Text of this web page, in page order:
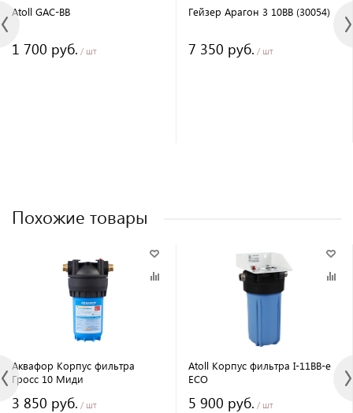
Atoll GAC-BB
1 700 руб. / шт
Гейзер Арагон 3 10BB (30054)
7 350 руб. / шт
Похожие товары
Аквафор Корпус фильтра
Гросс 10 Миди
3 850 руб. / шт
Atoll Корпус фильтра I-11BB-e
ECO
5 900 руб. / шт